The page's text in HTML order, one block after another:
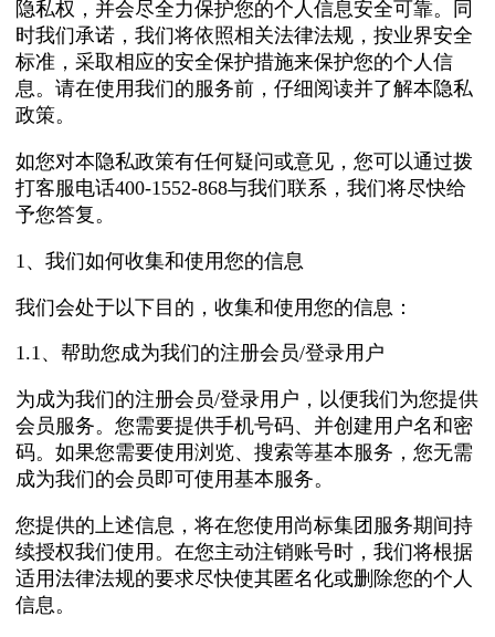
隐私权，并会尽全力保护您的个人信息安全可靠。同
时我们承诺，我们将依照相关法律法规，按业界安全
标准，采取相应的安全保护措施来保护您的个人信
息。请在使用我们的服务前，仔细阅读并了解本隐私
政策。
如您对本隐私政策有任何疑问或意见，您可以通过拨
打客服电话400-1552-868与我们联系，我们将尽快给
予您答复。
1、我们如何收集和使用您的信息
我们会处于以下目的，收集和使用您的信息：
1.1、帮助您成为我们的注册会员/登录用户
为成为我们的注册会员/登录用户，以便我们为您提供
会员服务。您需要提供手机号码、并创建用户名和密
码。如果您需要使用浏览、搜索等基本服务，您无需
成为我们的会员即可使用基本服务。
您提供的上述信息，将在您使用尚标集团服务期间持
续授权我们使用。在您主动注销账号时，我们将根据
适用法律法规的要求尽快使其匿名化或删除您的个人
信息。